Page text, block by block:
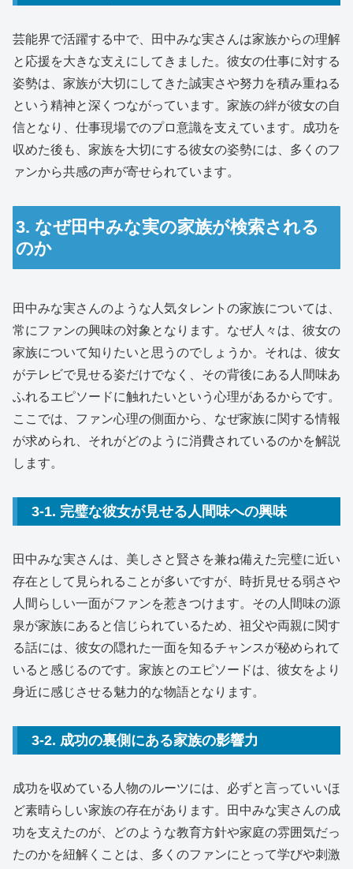
芸能界で活躍する中で、田中みな実さんは家族からの理解
と応援を大きな支えにしてきました。彼女の仕事に対する
姿勢は、家族が大切にしてきた誠実さや努力を積み重ねる
という精神と深くつながっています。家族の絆が彼女の自
信となり、仕事現場でのプロ意識を支えています。成功を
収めた後も、家族を大切にする彼女の姿勢には、多くのフ
ァンから共感の声が寄せられています。
3. なぜ田中みな実の家族が検索される
のか
田中みな実さんのような人気タレントの家族については、
常にファンの興味の対象となります。なぜ人々は、彼女の
家族について知りたいと思うのでしょうか。それは、彼女
がテレビで見せる姿だけでなく、その背後にある人間味あ
ふれるエピソードに触れたいという心理があるからです。
ここでは、ファン心理の側面から、なぜ家族に関する情報
が求められ、それがどのように消費されているのかを解説
します。
3-1. 完璧な彼女が見せる人間味への興味
田中みな実さんは、美しさと賢さを兼ね備えた完璧に近い
存在として見られることが多いですが、時折見せる弱さや
人間らしい一面がファンを惹きつけます。その人間味の源
泉が家族にあると信じられているため、祖父や両親に関す
る話には、彼女の隠れた一面を知るチャンスが秘められて
いると感じるのです。家族とのエピソードは、彼女をより
身近に感じさせる魅力的な物語となります。
3-2. 成功の裏側にある家族の影響力
成功を収めている人物のルーツには、必ずと言っていいほ
ど素晴らしい家族の存在があります。田中みな実さんの成
功を支えたのが、どのような教育方針や家庭の雰囲気だっ
たのかを紐解くことは、多くのファンにとって学びや刺激